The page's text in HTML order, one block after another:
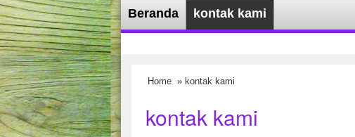
Beranda kontak kami
Home » kontak kami
kontak kami